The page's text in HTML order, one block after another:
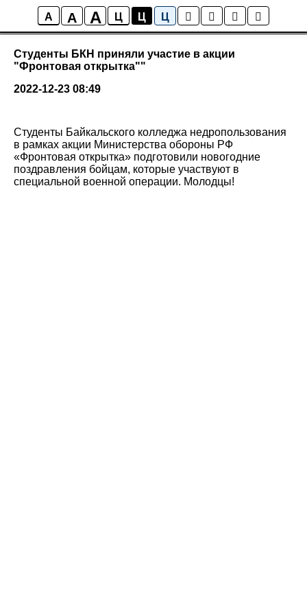
A A A Ц Ц Ц
Новости колледжа
Студенты БКН приняли участие в акции
"Фронтовая открытка""
2022-12-23 08:49
Студенты Байкальского колледжа недропользования
в рамках акции Министерства обороны РФ
«Фронтовая открытка» подготовили новогодние
поздравления бойцам, которые участвуют в
специальной военной операции. Молодцы!